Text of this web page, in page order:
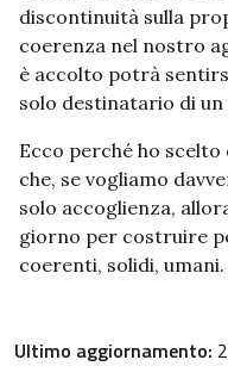
discontinuità sulla
coerenza nel nostro
è accolto potrà
solo destinatario di un
Ecco perché ho
che, se vogliamo
solo accoglienza,
giorno per costruire
coerenti, solidi, umani.
Ultimo aggiornamento: